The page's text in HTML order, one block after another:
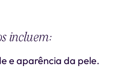
incluem:
e aparência da pele.